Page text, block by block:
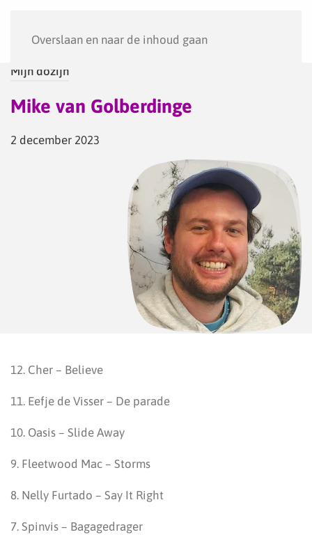
Overslaan en naar de inhoud gaan
Mijn dozijn
Mike van Golberdinge
2 december 2023
12. Cher – Believe
11. Eefje de Visser – De parade
10. Oasis – Slide Away
9. Fleetwood Mac – Storms
8. Nelly Furtado – Say It Right
7. Spinvis – Bagagedrager